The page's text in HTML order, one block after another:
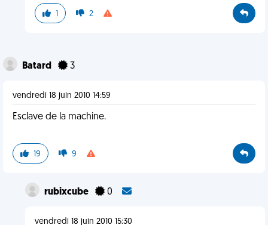
1 2
Batard 3
vendredi 18 juin 2010 14:59
Esclave de la machine.
19 9
rubixcube 0
vendredi 18 juin 2010 15:30